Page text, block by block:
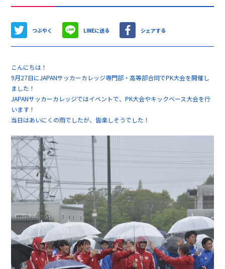
つぶやく LINEに送る シェアする
こんにちは！
9月27日にJAPANサッカーカレッジ専門部・高等部合同でPK大会を開催し
ました！
JAPANサッカーカレッジではイベントで、PK大会やキックベース大会を行
います！
当日はあいにくの雨でしたが、皆楽しそうでした！